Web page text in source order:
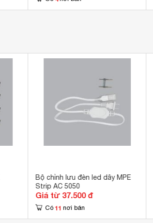
Bộ chỉnh lưu đèn led dây MPE
Strip AC 5050
Giá từ 37.500 đ
Có 11 nơi bán